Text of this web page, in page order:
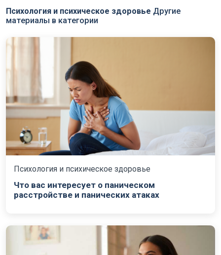
Психология и психическое здоровье Другие
материалы в категории
Психология и психическое здоровье
Что вас интересует о паническом
расстройстве и панических атаках